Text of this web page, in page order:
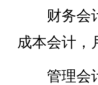
财务会计
成本会计，
管理会计